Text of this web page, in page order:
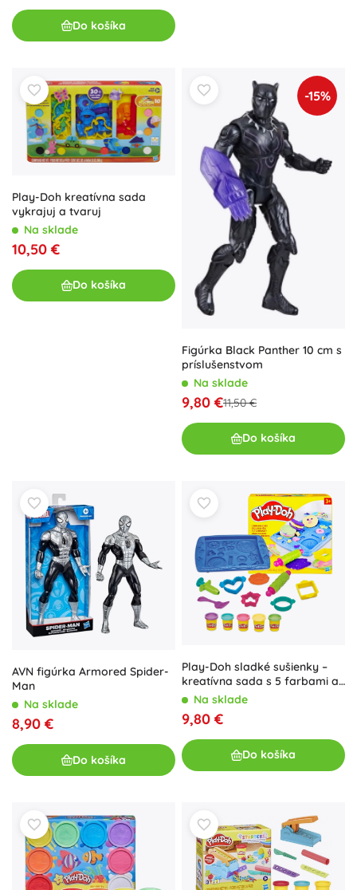
Do košíka
Play-Doh kreatívna sada
vykrajuj a tvaruj
Na sklade
10,50 €
Do košíka
-15%
Figúrka Black Panther 10 cm s
príslušenstvom
Na sklade
9,80 €11,50 €
Do košíka
AVN figúrka Armored Spider-
Man
Na sklade
8,90 €
Do košíka
Play-Doh sladké sušienky –
kreatívna sada s 5 farbami a
doplnkami
Na sklade
9,80 €
Do košíka